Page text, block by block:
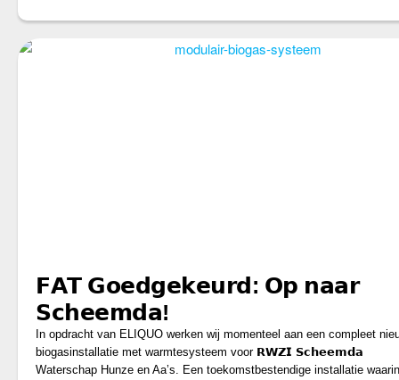
𝗙𝗔𝗧 𝗚𝗼𝗲𝗱𝗴𝗲𝗸𝗲𝘂𝗿𝗱: 𝗢𝗽 𝗻𝗮𝗮𝗿
𝗦𝗰𝗵𝗲𝗲𝗺𝗱𝗮!
In opdracht van ELIQUO werken wij momenteel aan een compleet
biogasinstallatie met warmtesysteem voor 𝗥𝗪𝗭𝗜 𝗦𝗰𝗵𝗲𝗲𝗺𝗱𝗮
Waterschap Hunze en Aa’s. Een toekomstbestendige installatie waarin